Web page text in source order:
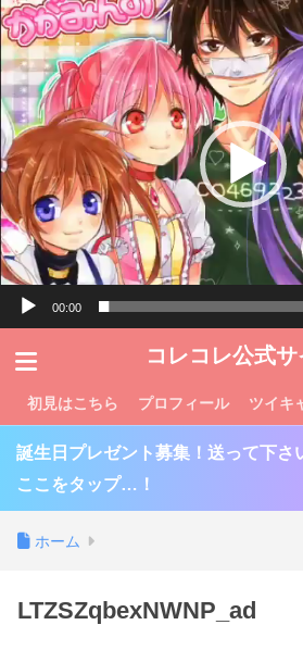
動
画
プ
レ
ー
ヤ
ー
00:00
コレコレ公式サ
初見はこちら プロフィール ツイキ
誕生日プレゼント募集！送って
ここをタップ…！
ホーム
LTZSZqbexNWNP_ad